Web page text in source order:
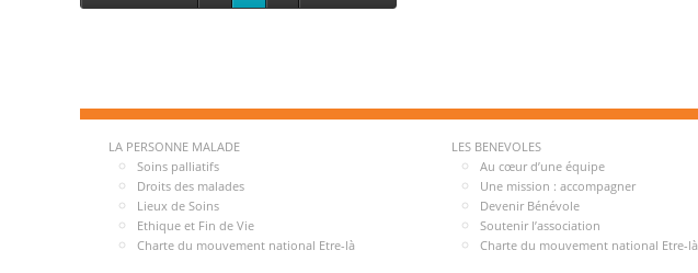
LA PERSONNE MALADE
Soins palliatifs
Droits des malades
Lieux de Soins
Ethique et Fin de Vie
Charte du mouvement national Etre-là
LES BENEVOLES
Au cœur d’une équipe
Une mission : accompagner
Devenir Bénévole
Soutenir l’association
Charte du mouvement national Etre-là